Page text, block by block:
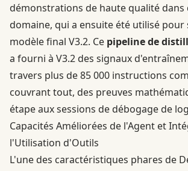
démonstrations de haute qualité dans
domaine, qui a ensuite été utilisé pour
modèle final V3.2. Ce pipeline de
a fourni à V3.2 des signaux
travers plus de 85 000 instructions
couvrant tout, des preuves
étape aux sessions de débogage de
Capacités Améliorées de l'Agent et
l'Utilisation d'Outils
L'une des caractéristiques phares de